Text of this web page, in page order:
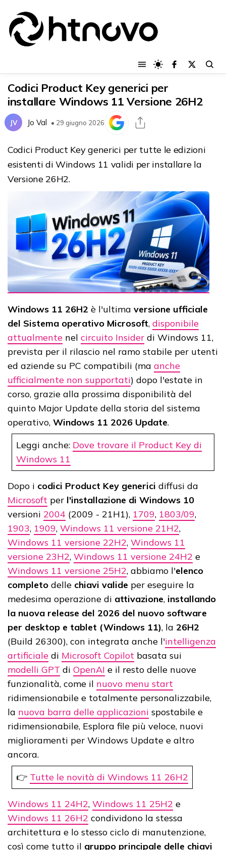
Codici Product Key generici per
installare Windows 11 Versione 26H2
JV Jo Val • 29 giugno 2026
Codici Product Key generici per tutte le edizioni
esistenti di Windows 11 validi per installare la
Versione 26H2.
Windows 11 26H2 è l'ultima versione ufficiale
del Sistema operativo Microsoft, disponibile
attualmente nel circuito Insider di Windows 11,
prevista per il rilascio nel ramo stabile per utenti
ed aziende su PC compatibili (ma anche
ufficialmente non supportati) dopo l'estate in
corso, grazie alla prossima disponibilità del
quinto Major Update della storia del sistema
operativo, Windows 11 2026 Update.
Leggi anche: Dove trovare il Product Key di
Windows 11
Dopo i codici Product Key generici diffusi da
Microsoft per l'installazione di Windows 10
versioni 2004 (2009 - 21H1), 1709, 1803/09,
1903, 1909, Windows 11 versione 21H2,
Windows 11 versione 22H2, Windows 11
versione 23H2, Windows 11 versione 24H2 e
Windows 11 versione 25H2, abbiamo l'elenco
completo delle chiavi valide per eseguire la
medesima operazione di attivazione, installando
la nuova release del 2026 del nuovo software
per desktop e tablet (Windows 11), la 26H2
(Build 26300), con integrata anche l'intelligenza
artificiale di Microsoft Copilot basata sui
modelli GPT di OpenAI e il resto delle nuove
funzionalità, come il nuovo menu start
ridimensionabile e totalmente personalizzabile,
la nuova barra delle applicazioni spostabile e
ridimensionabile, Esplora file più veloce, nuovi
miglioramenti per Windows Update e altro
ancora.
👉 Tutte le novità di Windows 11 26H2
Windows 11 24H2, Windows 11 25H2 e
Windows 11 26H2 condividono la stessa
architettura e lo stesso ciclo di manutenzione,
così come tutto il gruppo principale delle chiavi